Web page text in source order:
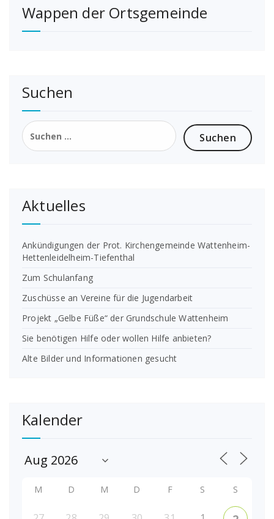
Wappen der Ortsgemeinde
Suchen
Suchen
nach:
Aktuelles
Ankündigungen der Prot. Kirchengemeinde Wattenheim-
Hettenleidelheim-Tiefenthal
Zum Schulanfang
Zuschüsse an Vereine für die Jugendarbeit
Projekt „Gelbe Füße“ der Grundschule Wattenheim
Sie benötigen Hilfe oder wollen Hilfe anbieten?
Alte Bilder und Informationen gesucht
Kalender
M D M D F S S